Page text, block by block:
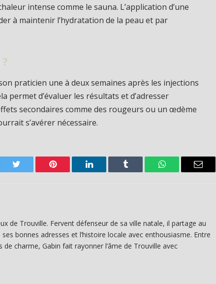
intense comme le sauna. L’application d’une
à maintenir l’hydratation de la peau et par
praticien une à deux semaines après les injections
permet d’évaluer les résultats et d’adresser
secondaires comme des rougeurs ou un œdème
s’avérer nécessaire.
Twitter Pinterest LinkedIn Tumblr WhatsAppEmail
de Trouville. Fervent défenseur de sa ville natale, il partage au
bonnes adresses et l’histoire locale avec enthousiasme. Entre
charme, Gabin fait rayonner l’âme de Trouville avec